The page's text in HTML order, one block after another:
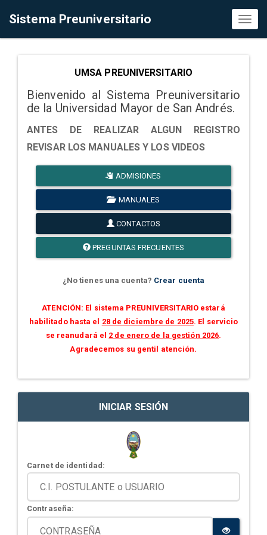
Sistema Preuniversitario
UMSA PREUNIVERSITARIO
Bienvenido al Sistema Preuniversitario
de la Universidad Mayor de San Andrés.
ANTES DE REALIZAR ALGUN REGISTRO
REVISAR LOS MANUALES Y LOS VIDEOS
ADMISIONES
MANUALES
CONTACTOS
PREGUNTAS FRECUENTES
¿No tienes una cuenta? Crear cuenta
ATENCIÓN: El sistema PREUNIVERSITARIO estará
habilitado hasta el 28 de diciembre de 2025. El servicio
se reanudará el 2 de enero de la gestión 2026.
Agradecemos su gentil atención.
INICIAR SESIÓN
Carnet de identidad:
Contraseña: